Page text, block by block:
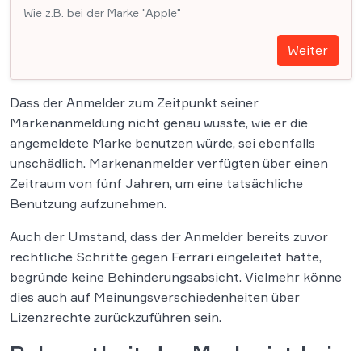
Wie z.B. bei der Marke "Apple"
Weiter
Dass der Anmelder zum Zeitpunkt seiner
Markenanmeldung nicht genau wusste, wie er die
angemeldete Marke benutzen würde, sei ebenfalls
unschädlich. Markenanmelder verfügten über einen
Zeitraum von fünf Jahren, um eine tatsächliche
Benutzung aufzunehmen.
Auch der Umstand, dass der Anmelder bereits zuvor
rechtliche Schritte gegen Ferrari eingeleitet hatte,
begründe keine Behinderungsabsicht. Vielmehr könne
dies auch auf Meinungsverschiedenheiten über
Lizenzrechte zurückzuführen sein.